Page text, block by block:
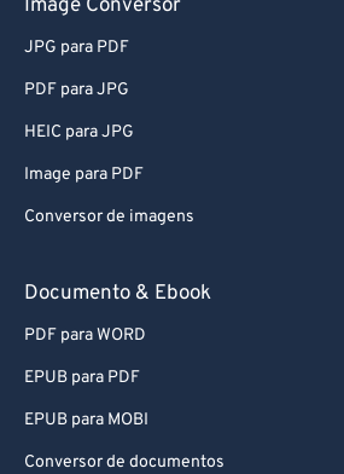
Image Conversor
JPG para PDF
PDF para JPG
HEIC para JPG
Image para PDF
Conversor de imagens
Documento & Ebook
PDF para WORD
EPUB para PDF
EPUB para MOBI
Conversor de documentos